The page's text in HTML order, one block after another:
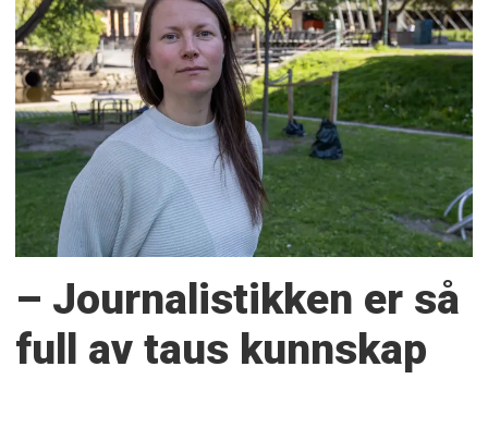
– Journalistikken er så
full av taus kunnskap